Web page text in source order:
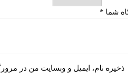
شما *
ذخیره نام، ایمیل و وبسایت من در